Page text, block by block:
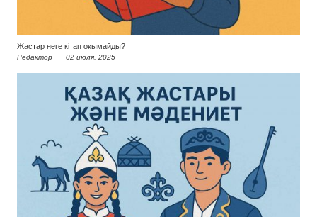
Жастар неге кітап оқымайды?
Редактор 02 июля, 2025